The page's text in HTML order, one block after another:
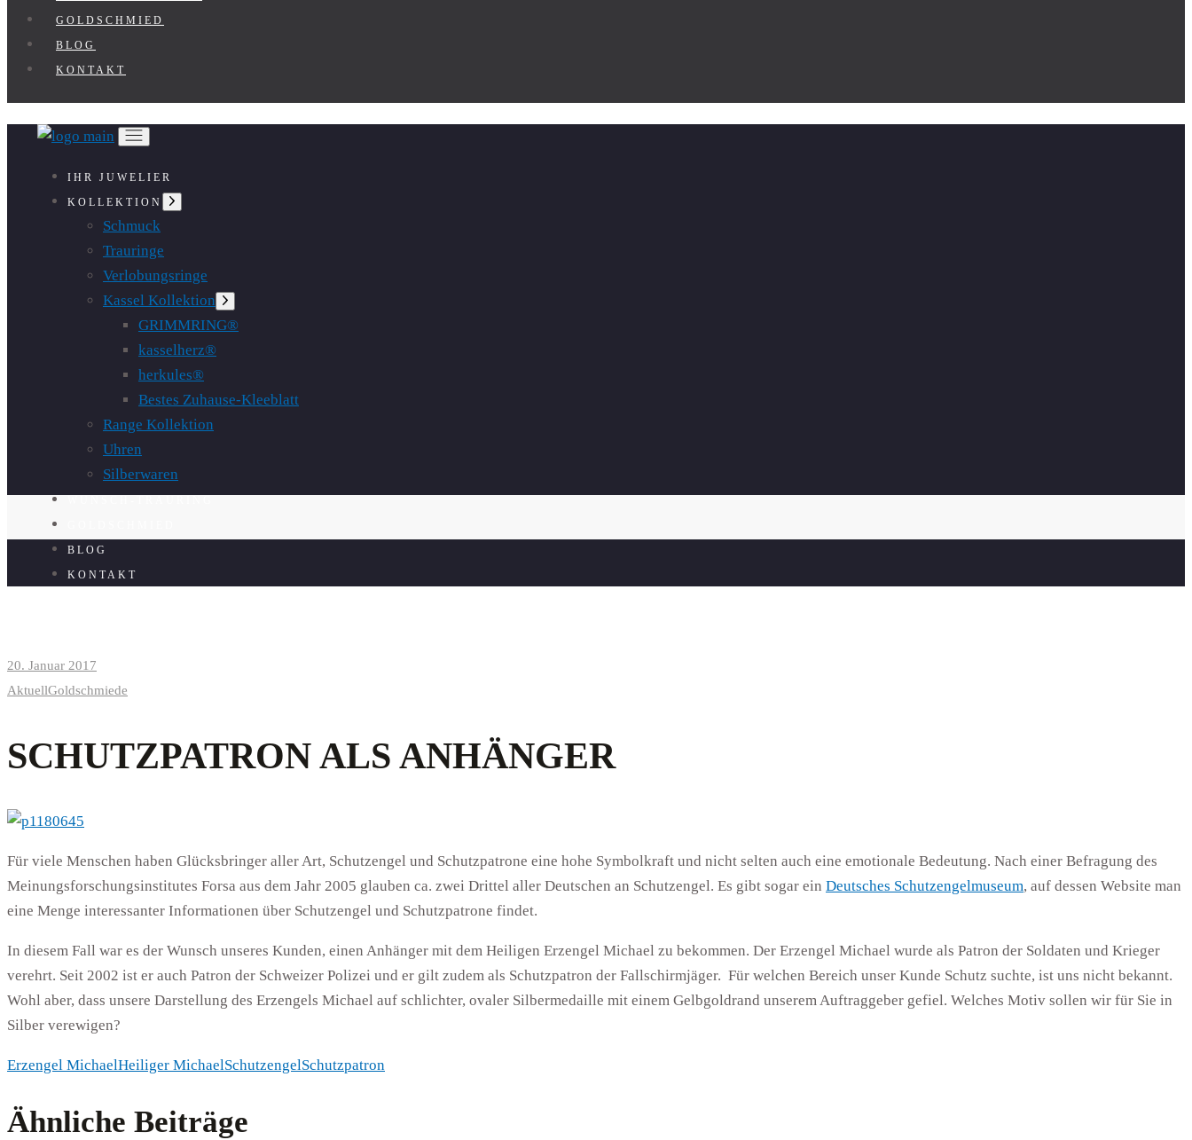
GOLDSCHMIED
BLOG
KONTAKT
IHR JUWELIER
KOLLEKTION
Untermenü
anzeigen
Schmuck
Trauringe
Verlobungsringe
Kassel Kollektion Untermenü
anzeigen
GRIMMRING®
kasselherz®
herkules®
Bestes Zuhause-Kleeblatt
Range Kollektion
Uhren
Silberwaren
BLOG
KONTAKT
20. Januar 2017
AktuellGoldschmiede
SCHUTZPATRON ALS ANHÄNGER
Für viele Menschen haben Glücksbringer aller Art, Schutzengel und Schutzpatrone eine hohe Symbolkraft und nicht selten auch eine emotionale Bedeutung. Nach einer Befragung des
Meinungsforschungsinstitutes Forsa aus dem Jahr 2005 glauben ca. zwei Drittel aller Deutschen an Schutzengel. Es gibt sogar ein Deutsches Schutzengelmuseum, auf dessen Website man
eine Menge interessanter Informationen über Schutzengel und Schutzpatrone findet.
In diesem Fall war es der Wunsch unseres Kunden, einen Anhänger mit dem Heiligen Erzengel Michael zu bekommen. Der Erzengel Michael wurde als Patron der Soldaten und Krieger
verehrt. Seit 2002 ist er auch Patron der Schweizer Polizei und er gilt zudem als Schutzpatron der Fallschirmjäger. Für welchen Bereich unser Kunde Schutz suchte, ist uns nicht bekannt.
Wohl aber, dass unsere Darstellung des Erzengels Michael auf schlichter, ovaler Silbermedaille mit einem Gelbgoldrand unserem Auftraggeber gefiel. Welches Motiv sollen wir für Sie in
Silber verewigen?
Erzengel MichaelHeiliger MichaelSchutzengelSchutzpatron
Ähnliche Beiträge